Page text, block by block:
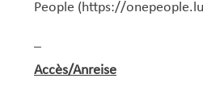
People (https://onepeople.lu
–
Accès/Anreise